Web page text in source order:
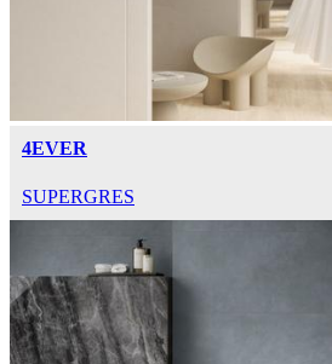
4EVER
SUPERGRES